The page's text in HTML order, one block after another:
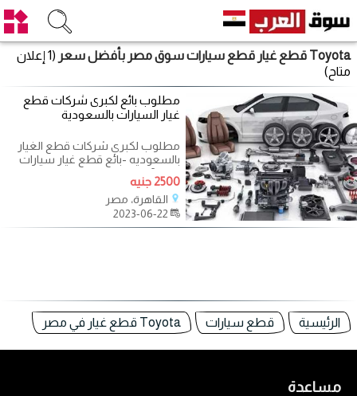
Toyota قطع غيار قطع سيارات سوق مصر بأفضل سعر
(1 إعلان
متاح)
مطلوب بائع لكبرى شركات قطع
غيار السيارات بالسعودية
مطلوب لكبرى شركات قطع الغيار
بالسعوديه -بائع قطع غيار سيارات
السيرة
2500 جنيه
القاهرة، مصر
الرئيسية قطع سيارات Toyota قطع غيار في مصر
مساعدة